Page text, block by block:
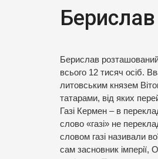
Берислав
Берислав
всього 12 тисяч осіб.
литовським князем
татарами, від яких
Газі Кермен – в
слово «газі» не
словом газі називали
сам засновник імперії,